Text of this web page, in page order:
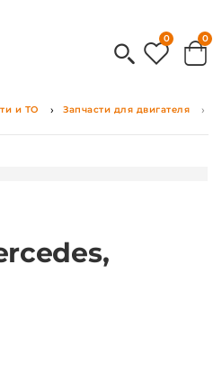
и ТО Запчасти для двигателя